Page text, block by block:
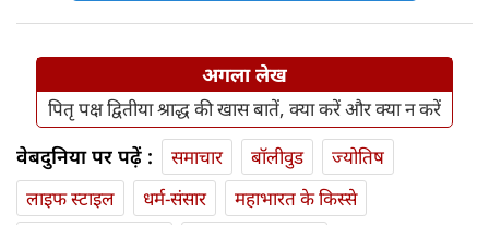
अगला लेख
पितृ पक्ष द्वितीया श्राद्ध की खास बातें, क्या करें और क्या न करें
वेबदुनिया पर पढ़ें : समाचार बॉलीवुड
ज्योतिष
लाइफ स्‍टाइल
धर्म-संसार
महाभारत के किस्से